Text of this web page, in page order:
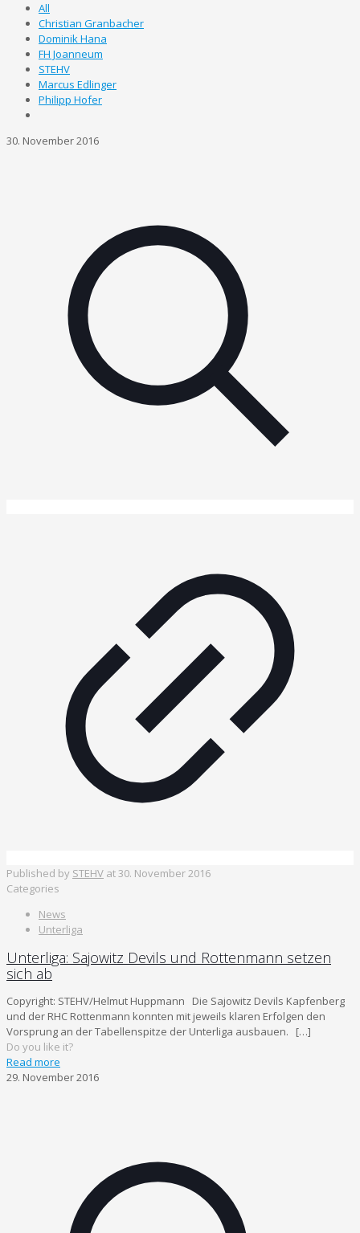
All
Christian Granbacher
Dominik Hana
FH Joanneum
STEHV
Marcus Edlinger
Philipp Hofer
30. November 2016
Published by STEHV at30. November 2016
Categories
News
Unterliga
Unterliga: Sajowitz Devils und Rottenmann setzen
sich ab
Copyright: STEHV/Helmut Huppmann Die Sajowitz Devils Kapfenberg
und der RHC Rottenmann konnten mit jeweils klaren Erfolgen den
Vorsprung an der Tabellenspitze der Unterliga ausbauen.
[…]
Do you like it?
Read more
29. November 2016